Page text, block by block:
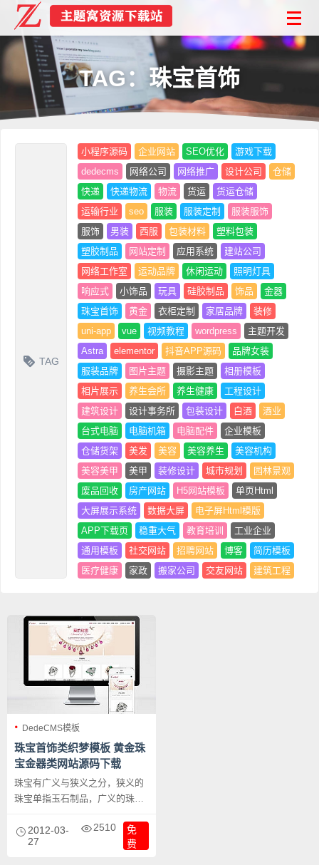
TAG：珠宝首饰
TAG
小程序源码 企业网站 SEO优化
游戏下载
dedecms
网络公司 网络推广 设计公司
仓储
快递
快递物流 物流 货运
货运仓储
运输行业
seo 服装 服装定制
服装服饰
服饰
男装 西服 包装材料
塑料包装
塑胶制品
网站定制 应用系统
建站公司
网络工作室
运动品牌 休闲运动
照明灯具
响应式
小饰品 玩具 硅胶制品 饰品
金器
珠宝首饰
黄金 衣柜定制 家居品牌
装修
uni-app
vue 视频教程 wordpress
主题开发
Astra
elementor 抖音APP源码
品牌女装
服装品牌
图片主题 摄影主题
相册模板
相片展示
养生会所 养生健康
工程设计
建筑设计
设计事务所 包装设计 白酒
酒业
台式电脑
电脑机箱 电脑配件
企业模板
仓储货架
美发 美容 美容养生
美容机构
美容美甲
美甲 装修设计 城市规划
园林景观
废品回收
房产网站 H5网站模板
单页Html
大屏展示系统
数据大屏
电子屏Html模版
APP下载页
稳重大气 教育培训
工业企业
通用模板
社交网站 招聘网站 博客
简历模板
医疗健康
家政 搬家公司 交友网站 建筑工程
DedeCMS模板
珠宝首饰类织梦模板 黄金珠
宝金器类网站源码下载
珠宝有广义与狭义之分，狭义的
珠宝单指玉石制品，广义的珠宝
物、岩石、生物等）制成的，具
有一定价值…本套织梦模板以时
2012-03-
27
2510
免
费